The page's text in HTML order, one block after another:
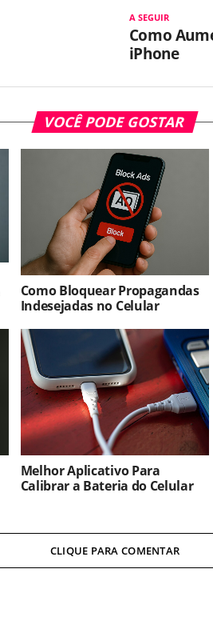
A SEGUIR
Como
iPhone
VOCÊ PODE GOSTAR
Como Bloquear Propagandas
Indesejadas no Celular
Melhor Aplicativo Para
Calibrar a Bateria do Celular
CLIQUE PARA COMENTAR